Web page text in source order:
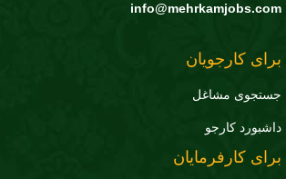
info@mehrkamjobs.com
برای کارجویان
جستجوی مشاغل
داشبورد کارجو
برای کارفرمایان